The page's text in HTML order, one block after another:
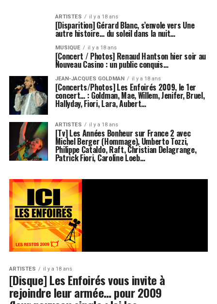
ARTISTES il y a 18 ans
[Disparition] Gérard Blanc, s’envole vers Une
autre histoire… du soleil dans la nuit…
MUSIQUE il y a 18 ans
[Concert / Photos] Renaud Hantson hier soir au
Nouveau Casino : un public conquis…
JEAN-JACQUES GOLDMAN il y a 18 ans
[Concerts/Photos] Les Enfoirés 2009, le 1er
concert… : Goldman, Mae, Willem, Jenifer, Bruel,
Hallyday, Fiori, Lara, Aubert…
ARTISTES il y a 18 ans
[Tv] Les Années Bonheur sur France 2 avec
Michel Berger (Hommage), Umberto Tozzi,
Philippe Cataldo, Raft, Christian Delagrange,
Patrick Fiori, Caroline Loeb…
ARTISTES il y a 18 ans
[Disque] Les Enfoirés vous invite à
rejoindre leur armée… pour 2009